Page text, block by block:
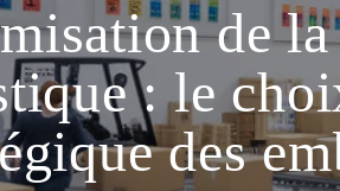
de la
: le
des